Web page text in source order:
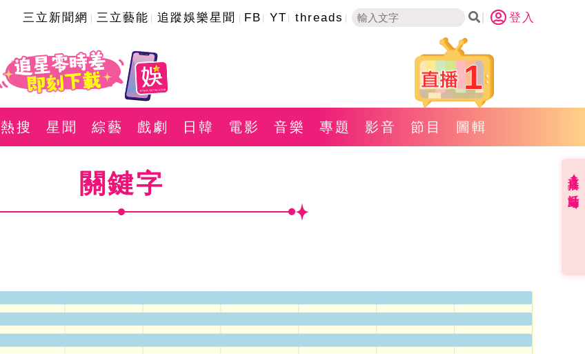
三立新聞網 三立藝能 追蹤娛樂星聞 FB YT threads 登入
1
熱搜 星聞 綜藝 戲劇 日韓 電影 音樂 專題 影音 節目 圖輯
關鍵字 直播✦活動